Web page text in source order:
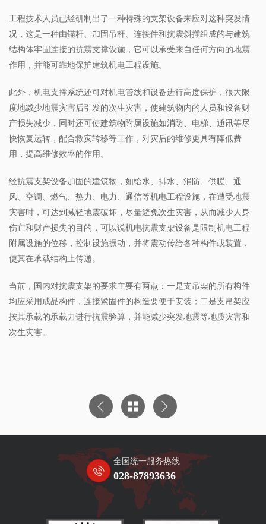
工程技术人员已经研制出了一种特殊的支架设备来应对这种突发情
况，这是一种由锚杆、加固吊杆、连接件和抗震斜撑组成的与建筑
结构体牢固连接的抗震支撑设施，它可以承受来自任何方向的地震
作用，并能可靠地保护建筑机电工程设施。
此外，机电支撑系统还可对机电管线和设备进行高度保护，很大限
度地减少地震灾害后引发的次生灾害，使建筑物内的人员和设备财
产损失减少，同时还可使建筑物附属设施如消防、电梯、通讯等尽
快恢复运转，配合救灾转移等工作，对灾后的维修更具有降低费
用，提高维修效率的作用。
经抗震支架设备加固的建筑物，如给水、排水、消防、供暖、通
风、空调、燃气、热力、电力、通信等机电工程设施，在遭受地震
灾害时，可达到减轻地震破坏，尽量避免次生灾害，从而减少人身
伤亡和财产损失的目的，可以说机电抗震支架设备是限制机电工程
附属设施的位移，控制设施振动，并将震动传给各种构件或装置，
使其在承载结构上传递。
当前，国内对抗震支架的要求主要有两点：一是支吊架的所有构件
均应采用成品构件，连接紧固件的构造要便于安装；二是支吊架应
按其承载的承载力进行抗震验算，并能减少突发地震等地质灾害和
次生灾害。
全国统一服务热线
028-87893636